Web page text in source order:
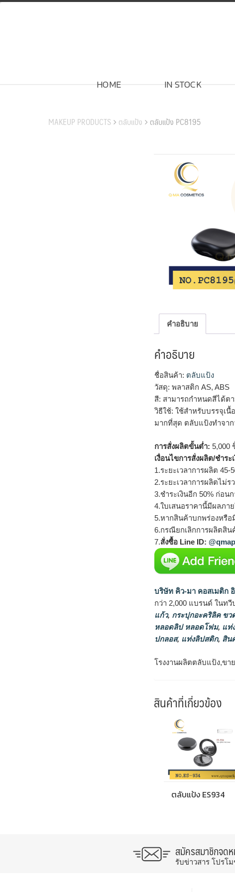
Skip
HOME IN STOCK
MAKEUP PRODUCTS ตลับแป้ง ตลับแป้ง PC8195
คำอธิบาย
คำอธิบาย
ชื่อสินค้า: ตลับแป้ง
วัสดุ: พลาสติก AS, ABS
สี: สามารถกำหนดสีได้ต
วิธีใช้: ใช้สำหรับบรรจุเ
มากที่สุด ตลับแป้งทำจาก
การสั่งผลิตขั้นต่ำ: 5,000
เงื่อนไขการสั่งผลิต/ชำร
1.ระยะเวลาการผลิต
2.ระยะเวลาการผลิตไม่
3.ชำระเงินอีก 50% ก่อน
4.ใบเสนอราคานี้มีผลภา
5.หากสินค้าบกพร่องหรื
6.กรณียกเลิกการผลิตสิ
7.สั่งซื้อ Line ID:
บริษัท คิว-มา คอสเมติก
กว่า 2,000 แบรนด์ ในท
แก้ว, กระปุกอะคริลิค ขว
หลอดลิป หลอดโฟม, แท่
ปกลอส, แท่งลิปสติก, สิน
โรงงานผลิตตลับแป้ง,ข
สินค้าที่เกี่ยวข้อง
ตลับแป้ง ES934
สมัครสมาชิกจด
รับข่าวสาร โปรโ